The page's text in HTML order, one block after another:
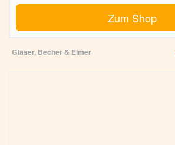
Zum Shop
Gläser, Becher & Eimer